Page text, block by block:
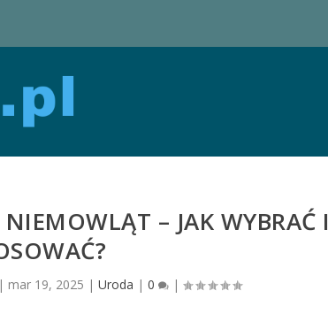
– JAK WYBRAĆ I
| mar 19, 2025 | Uroda | 0 |